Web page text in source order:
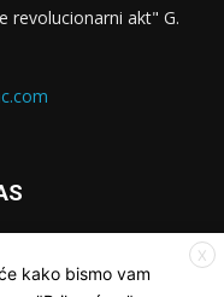
revolucionarni akt" G.
X
kako bismo vam